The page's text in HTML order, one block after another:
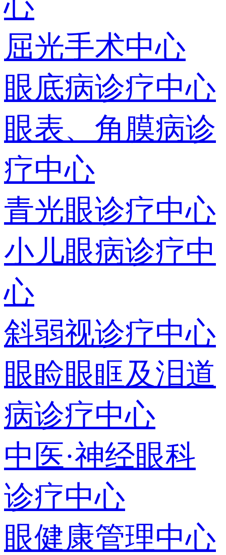
屈光手术中心
眼底病诊疗中心
眼表、角膜病诊
疗中心
青光眼诊疗中心
小儿眼病诊疗中
心
斜弱视诊疗中心
眼睑眼眶及泪道
病诊疗中心
中医·神经眼科
诊疗中心
眼健康管理中心